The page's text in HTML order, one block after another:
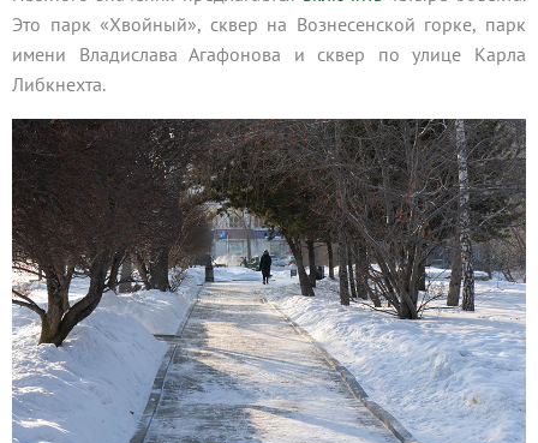
Это парк «Хвойный», сквер на Вознесенской горке, парк
имени Владислава Агафонова и сквер по улице Карла
Либкнехта.